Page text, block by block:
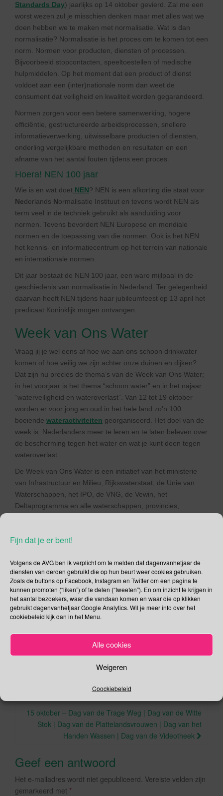
Fijn dat je er bent!
Volgens de AVG ben ik verplicht om te melden dat dagenvanhetjaar de
diensten van derden gebruikt die op hun beurt weer cookies gebruiken.
Zoals de buttons op Facebook, Instagram en Twitter om een pagina te
kunnen promoten (“liken”) of te delen (“tweeten”). En om inzicht te krijgen in
het aantal bezoekers, waar die vandaan komen en waar die op klikken
gebruikt dagenvanhetjaar Google Analytics. Wil je meer info over het
cookiebeleid kijk dan in het Menu.
Alle cookies
Weigeren
Coockiebeleid
Standards Day) jaarlijks op 14 oktober gevierd. Zal me een
worst wezen zul je misschien denken maar met alles wat we
doen hebben we te maken met normalisatie. Wat is dan
normalisatie? Normalisatie is het proces om te komen tot een
norm. Normen voor producten, diensten of processen.
Bijvoorbeeld stopcontacten, speeltoestellen of medische
hulpmiddelen. Op het moment dat een product of dienst
voldoet aan een (inter)nationale norm dan weet de
consument dat veiligheid en kwaliteit worden gegarandeerd.
Normen zorgen voor een betere samenwerking, hogere
efficiëntie, gestructureerde arbeidsprocessen, snellere
informatieverwerking, uitwisselbare producten of diensten,
onderling vergelijkbare methoden en resultaten en een
afname van het aantal fouten tijdens een proces.
Hoera! NEN 100 jaar
Wie is en wat doet NEN? NEN is een afkorting die staat voor
Nederlands Normalisatie Instituut en tevens wordt NEN als
term veel in de techniek gebruikt als aanduiding voor
normen. Tevens bevordert NEN Europese en mondiale
normen en de toepassing van die normen. Ook is het NEN
het kennis- en informatiecentrum op het terrein van nationale
en internationale normen.
Dit jaar bestaat de NEN 100 jaar, een ware mijlpaal in de
geschiedenis van normalisatie in Nederland. Ter gelegenheid
daarvan heeft NEN tijdens haar jubileumfeest op 13 april het
predicaat Koninklijk mogen ontvangen.
Week van Ons Water
Vraag jij je wel eens af hoe we aan ons schoon drinkwater
komen of hoe veilig we zijn achter onze duinen en dijken?
Dat zijn nu precies de thema’s van de Week van Ons Water;
in het voorjaar is het thema “schoon water” en in het najaar
“waterveiligheid en wateroverlast”. Van 12 tot 19 oktober
worden er voor jong en oud in het hele land zo’n 100
boeiende wateractiviteiten georganiseerd. Het doel van de
week is: Nederlanders meer te leren en te laten beleven over
de bescherming tegen het water en wat je kunt doen tegen
wateroverlast.
De Week van Ons Water is een initiatief van het ministerie
van Infrastructuur en Milieu, Rijkswaterstaat, de Unie van
Waterschappen, het IPO, de VNG, de Vewin, het
Deltaprogramma en alle waterschappen, provincies,
Deel dit bericht
F
a
c
e
b
o
o
T
wi
tt
er
Oktober Ei,NEN,normalisatie,Water. Permalink.
Berichtnavigatie
13 oktober – Géén BH dag | Nationale Filevrije Dag |
voor Rampenrisicovermindering | Wereld Trombose Dag
15 oktober – Dag van de Trage Weg | Dag van de Witte
Stok | Dag van de Plattelandsvrouwen | Dag van het
Handen Wassen | Dag van de Videotheek
Geef een antwoord
Het e-mailadres wordt niet gepubliceerd. Vereiste velden zijn
gemarkeerd met *